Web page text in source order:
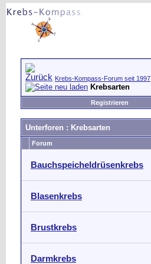
Krebs-Kompass-Forum seit 1997
Krebsarten
Registrieren
Unterforen : Krebsarten
Forum
Bauchspeicheldrüsenkrebs
Blasenkrebs
Brustkrebs
Darmkrebs